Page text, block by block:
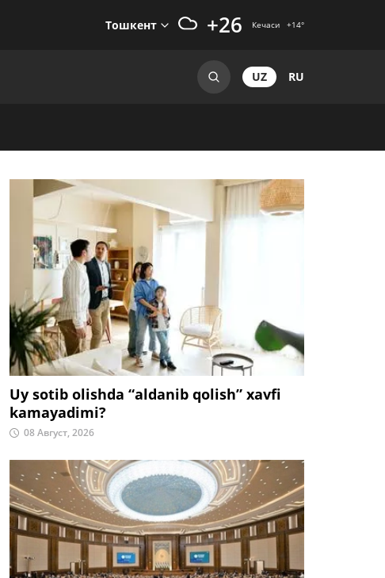
Тошкент +26 Кечаси +14°
UZ RU
Uy sotib olishda “aldanib qolish” xavfi
kamayadimi?
08 Август, 2026